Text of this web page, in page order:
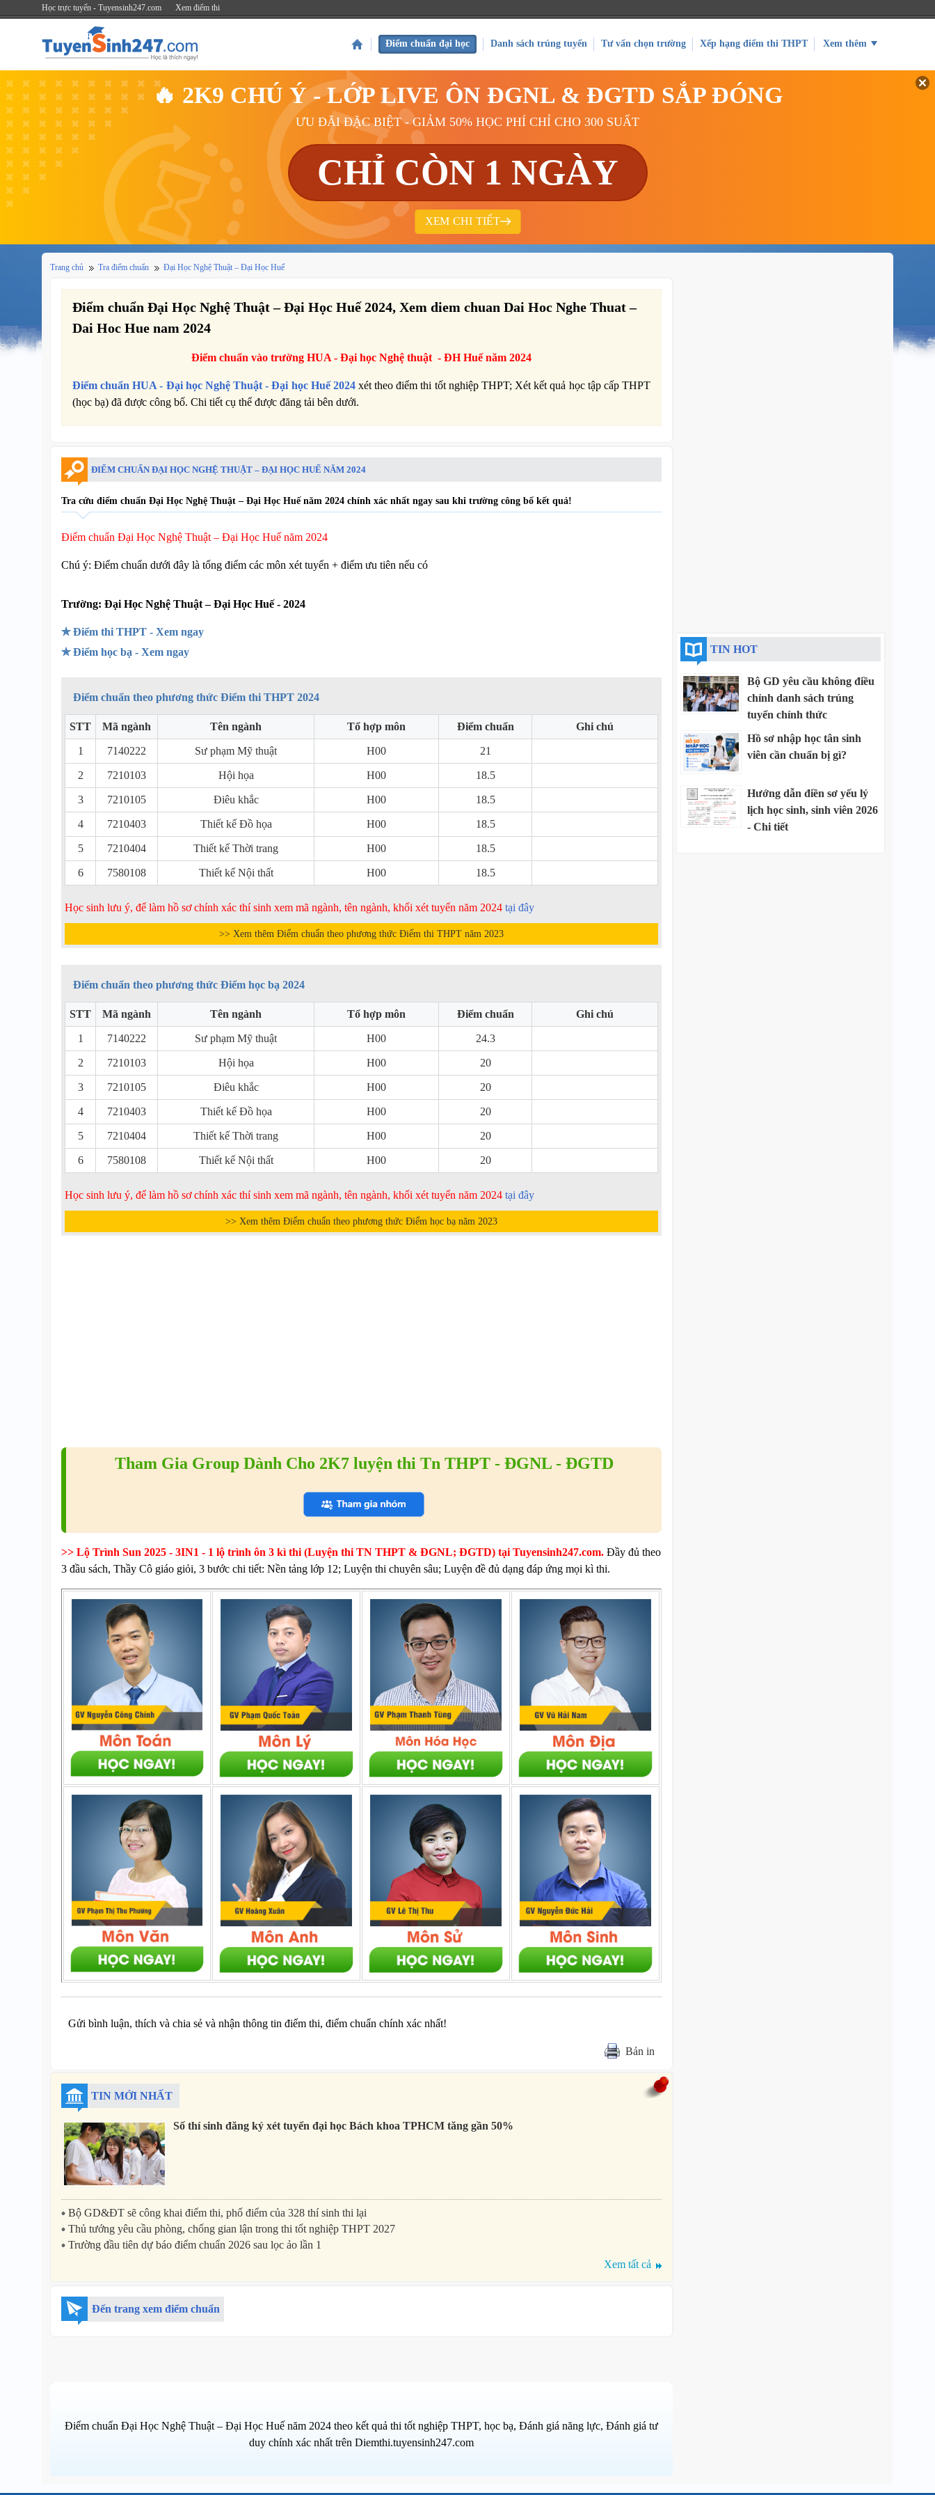
Học trực tuyến - Tuyensinh247.com Xem điểm thi
Điểm chuẩn đại học Danh sách trúng tuyển Tư vấn chọn trường Xếp hạng điểm thi THPT Xem thêm
🔥 2K9 CHÚ Ý - LỚP LIVE ÔN ĐGNL & ĐGTD SẮP ĐÓNG
ƯU ĐÃI ĐẶC BIỆT - GIẢM 50% HỌC PHÍ CHỈ CHO 300 SUẤT
CHỈ CÒN 1 NGÀY
XEM CHI TIẾT
Trang chủ Tra điểm chuẩn Đại Học Nghệ Thuật – Đại Học Huế
Điểm chuẩn Đại Học Nghệ Thuật – Đại Học Huế 2024, Xem diem chuan Dai Hoc Nghe Thuat –
Dai Hoc Hue nam 2024
Điểm chuẩn vào trường HUA - Đại học Nghệ thuật - ĐH Huế năm 2024
Điểm chuẩnHUA - Đại học Nghệ Thuật - Đại học Huế 2024 xét theo điểm thi tốt nghiệp THPT; Xét kết quả học tập cấp THPT
(học bạ) đã được công bố. Chi tiết cụ thể được đăng tải bên dưới.
ĐIỂM CHUẨN ĐẠI HỌC NGHỆ THUẬT – ĐẠI HỌC HUẾ NĂM 2024
Tra cứu điểm chuẩn Đại Học Nghệ Thuật – Đại Học Huế năm 2024 chính xác nhất ngay sau khi trường công bố kết quả!
Điểm chuẩn Đại Học Nghệ Thuật – Đại Học Huế năm 2024
Chú ý: Điểm chuẩn dưới đây là tổng điểm các môn xét tuyển + điểm ưu tiên nếu có
Trường: Đại Học Nghệ Thuật – Đại Học Huế - 2024
✯ Điểm thi THPT - Xem ngay
✯ Điểm học bạ - Xem ngay
Điểm chuẩn theo phương thức Điểm thi THPT 2024
STT Mã ngành Tên ngành Tổ hợp môn Điểm chuẩn Ghi chú
1 7140222 Sư phạm Mỹ thuật H00 21
2 7210103 Hội họa H00 18.5
3 7210105 Điêu khắc H00 18.5
4 7210403 Thiết kế Đồ họa H00 18.5
5 7210404 Thiết kế Thời trang H00 18.5
6 7580108 Thiết kế Nội thất H00 18.5
Học sinh lưu ý, để làm hồ sơ chính xác thí sinh xem mã ngành, tên ngành, khối xét tuyển năm 2024 tại đây
>> Xem thêm Điểm chuẩn theo phương thức Điểm thi THPT năm 2023
Điểm chuẩn theo phương thức Điểm học bạ 2024
STT Mã ngành Tên ngành Tổ hợp môn Điểm chuẩn Ghi chú
1 7140222 Sư phạm Mỹ thuật H00 24.3
2 7210103 Hội họa H00 20
3 7210105 Điêu khắc H00 20
4 7210403 Thiết kế Đồ họa H00 20
5 7210404 Thiết kế Thời trang H00 20
6 7580108 Thiết kế Nội thất H00 20
Học sinh lưu ý, để làm hồ sơ chính xác thí sinh xem mã ngành, tên ngành, khối xét tuyển năm 2024 tại đây
>> Xem thêm Điểm chuẩn theo phương thức Điểm học bạ năm 2023
Tham Gia Group Dành Cho 2K7 luyện thi Tn THPT - ĐGNL - ĐGTD
>> Lộ Trình Sun 2025 - 3IN1 - 1 lộ trình ôn 3 kì thi (Luyện thi TN THPT & ĐGNL; ĐGTD) tại Tuyensinh247.com. Đầy đủ theo
3 đầu sách, Thầy Cô giáo giỏi, 3 bước chi tiết: Nền tảng lớp 12; Luyện thi chuyên sâu; Luyện đề đủ dạng đáp ứng mọi kì thi.
Gửi bình luận, thích và chia sẻ và nhận thông tin điểm thi, điểm chuẩn chính xác nhất!
Bản in
TIN MỚI NHẤT
Số thí sinh đăng ký xét tuyển đại học Bách khoa TPHCM tăng gần 50%
Bộ GD&ĐT sẽ công khai điểm thi, phổ điểm của 328 thí sinh thi lại
Thủ tướng yêu cầu phòng, chống gian lận trong thi tốt nghiệp THPT 2027
Trường đầu tiên dự báo điểm chuẩn 2026 sau lọc ảo lần 1
Xem tất cả
Đến trang xem điểm chuẩn
Điểm chuẩn Đại Học Nghệ Thuật – Đại Học Huế năm 2024 theo kết quả thi tốt nghiệp THPT, học bạ, Đánh giá năng lực, Đánh giá tư
duy chính xác nhất trên Diemthi.tuyensinh247.com
TIN HOT
Bộ GD yêu cầu không điều
chỉnh danh sách trúng
tuyển chính thức
Hồ sơ nhập học tân sinh
viên cần chuẩn bị gì?
Hướng dẫn điền sơ yếu lý
lịch học sinh, sinh viên 2026
- Chi tiết